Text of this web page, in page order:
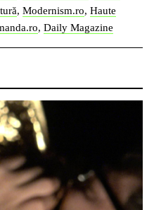
, Modernism.ro, Haute
, Daily Magazine